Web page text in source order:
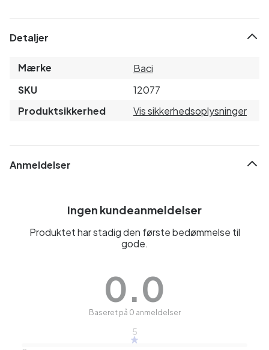
Detaljer
Mærke
Baci
SKU
12077
Produktsikkerhed
Vis sikkerhedsoplysninger
Anmeldelser
Ingen kundeanmeldelser
Produktet har stadig den første bedømmelse til
gode.
0.0
Baseret på 0 anmeldelser
5